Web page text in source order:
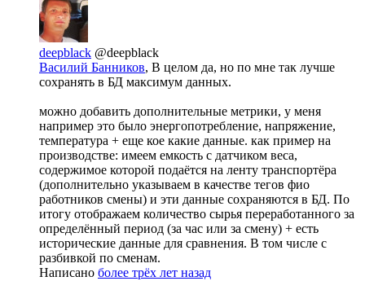
deepblack @deepblack
Василий Банников, В целом да, но по мне так лучше
сохранять в БД максимум данных.
можно добавить дополнительные метрики, у меня
например это было энергопотребление, напряжение,
температура + еще кое какие данные. как пример на
производстве: имеем емкость с датчиком веса,
содержимое которой подаётся на ленту транспортёра
(дополнительно указываем в качестве тегов фио
работников смены) и эти данные сохраняются в БД. По
итогу отображаем количество сырья переработанного за
определённый период (за час или за смену) + есть
исторические данные для сравнения. В том числе с
разбивкой по сменам.
Написано более трёх лет назад